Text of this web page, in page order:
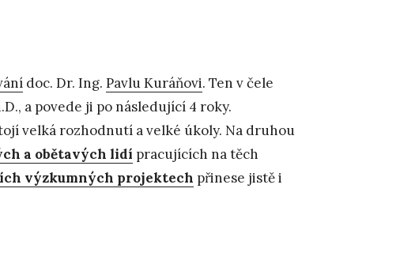
doc. Dr. Ing. Pavlu Kuráňovi. Ten v čele
a povede ji po následující 4 roky.
velká rozhodnutí a velké úkoly. Na druhou
a obětavých lidí pracujících na těch
výzkumných projektech přinese jistě i